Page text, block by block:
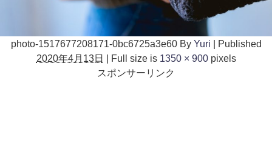
photo-1517677208171-0bc6725a3e60 By Yuri
Published
2020年4月13日
Full size is 1350 × 900pixels
スポンサーリンク